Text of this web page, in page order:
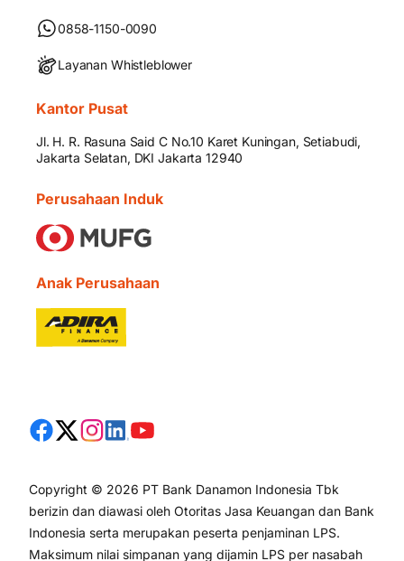
0858-1150-0090
Layanan Whistleblower
Kantor Pusat
Jl. H. R. Rasuna Said C No.10 Karet Kuningan, Setiabudi,
Jakarta Selatan, DKI Jakarta 12940
Perusahaan Induk
Anak Perusahaan
Copyright © 2026 PT Bank Danamon Indonesia Tbk
berizin dan diawasi oleh Otoritas Jasa Keuangan dan Bank
Indonesia serta merupakan peserta penjaminan LPS.
Maksimum nilai simpanan yang dijamin LPS per nasabah